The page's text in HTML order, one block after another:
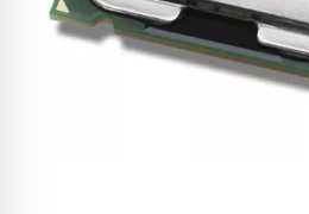
Appelez-nous au